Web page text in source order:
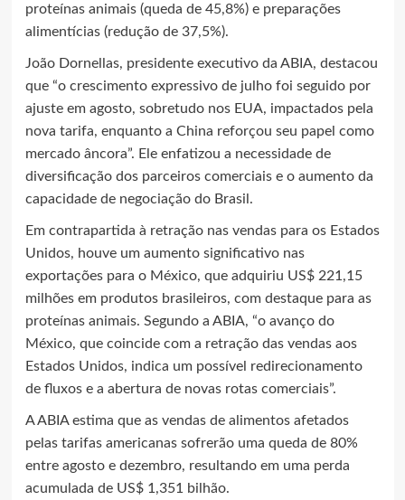
proteínas animais (queda de 45,8%) e preparações
alimentícias (redução de 37,5%).
João Dornellas, presidente executivo da ABIA, destacou
que “o crescimento expressivo de julho foi seguido por
ajuste em agosto, sobretudo nos EUA, impactados pela
nova tarifa, enquanto a China reforçou seu papel como
mercado âncora”. Ele enfatizou a necessidade de
diversificação dos parceiros comerciais e o aumento da
capacidade de negociação do Brasil.
Em contrapartida à retração nas vendas para os Estados
Unidos, houve um aumento significativo nas
exportações para o México, que adquiriu US$ 221,15
milhões em produtos brasileiros, com destaque para as
proteínas animais. Segundo a ABIA, “o avanço do
México, que coincide com a retração das vendas aos
Estados Unidos, indica um possível redirecionamento
de fluxos e a abertura de novas rotas comerciais”.
A ABIA estima que as vendas de alimentos afetados
pelas tarifas americanas sofrerão uma queda de 80%
entre agosto e dezembro, resultando em uma perda
acumulada de US$ 1,351 bilhão.